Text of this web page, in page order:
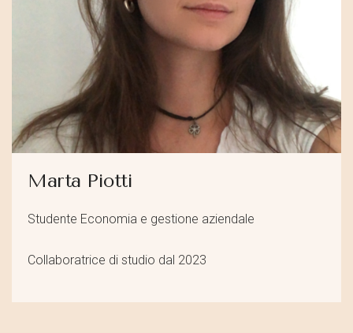
Marta Piotti
Studente Economia e gestione aziendale
Collaboratrice di studio dal 2023